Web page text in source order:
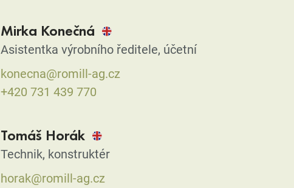
Mirka Konečná
Asistentka výrobního ředitele, účetní
konecna@romill-ag.cz
+420 731 439 770
Tomáš Horák
Technik, konstruktér
horak@romill-ag.cz